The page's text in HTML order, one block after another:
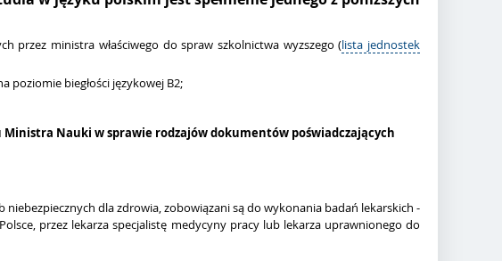
przez ministra właściwego do spraw szkolnictwa wyzszego (lista jednostek
poziomie biegłości językowej B2;
Nauki w sprawie rodzajów dokumentów poświadczających
dla zdrowia, zobowiązani są do wykonania badań lekarskich -
przez lekarza specjalistę medycyny pracy lub lekarza uprawnionego do